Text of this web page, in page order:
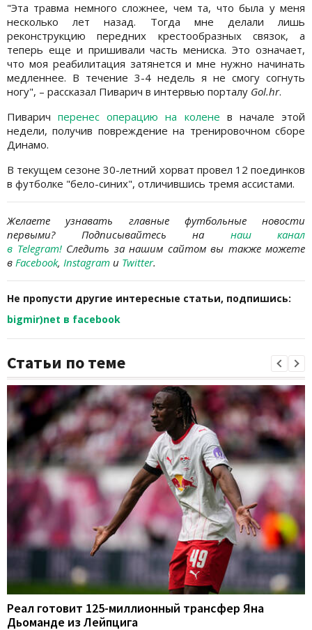
"Эта травма немного сложнее, чем та, что была у меня
несколько лет назад. Тогда мне делали лишь
реконструкцию передних крестообразных связок, а
теперь еще и пришивали часть мениска. Это означает,
что моя реабилитация затянется и мне нужно начинать
медленнее. В течение 3-4 недель я не смогу согнуть
ногу", – рассказал Пиварич в интервью порталу Gol.hr.
Пиваричперенес операцию на колене в начале этой
недели, получив повреждение на тренировочном сборе
Динамо.
В текущем сезоне 30-летний хорват провел 12 поединков
в футболке "бело-синих", отличившись тремя ассистами.
Желаете узнавать главные футбольные новости
первыми? Подписывайтесь на наш канал
в Telegram!Следить за нашим сайтом вы также можете
в Facebook, Instagram и Twitter.
Не пропусти другие интересные статьи, подпишись:
bigmir)net в facebook
Статьи по теме
Реал готовит 125-миллионный трансфер Яна
Дьоманде из Лейпцига